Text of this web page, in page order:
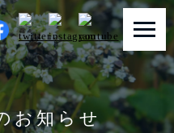
お知らせ
ージ
は